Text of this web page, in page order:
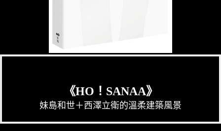
《HO！SANAA》
妹島和世＋西澤立衛的溫柔建築風景